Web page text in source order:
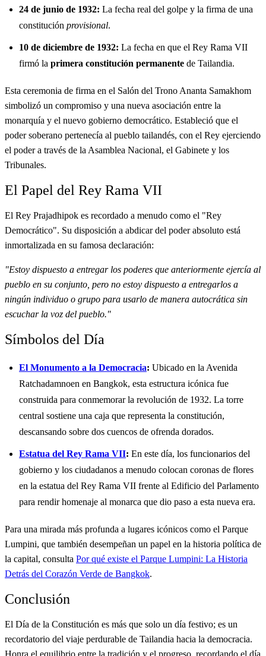
24 de junio de 1932: La fecha real del golpe y la firma de una
constitución provisional.
10 de diciembre de 1932: La fecha en que el Rey Rama VII
firmó la primera constitución permanente de Tailandia.
Esta ceremonia de firma en el Salón del Trono Ananta Samakhom
simbolizó un compromiso y una nueva asociación entre la
monarquía y el nuevo gobierno democrático. Estableció que el
poder soberano pertenecía al pueblo tailandés, con el Rey ejerciendo
el poder a través de la Asamblea Nacional, el Gabinete y los
Tribunales.
El Papel del Rey Rama VII
El Rey Prajadhipok es recordado a menudo como el "Rey
Democrático". Su disposición a abdicar del poder absoluto está
inmortalizada en su famosa declaración:
"Estoy dispuesto a entregar los poderes que anteriormente ejercía al
pueblo en su conjunto, pero no estoy dispuesto a entregarlos a
ningún individuo o grupo para usarlo de manera autocrática sin
escuchar la voz del pueblo."
Símbolos del Día
El Monumento a la Democracia: Ubicado en la Avenida
Ratchadamnoen en Bangkok, esta estructura icónica fue
construida para conmemorar la revolución de 1932. La torre
central sostiene una caja que representa la constitución,
descansando sobre dos cuencos de ofrenda dorados.
Estatua del Rey Rama VII: En este día, los funcionarios del
gobierno y los ciudadanos a menudo colocan coronas de flores
en la estatua del Rey Rama VII frente al Edificio del Parlamento
para rendir homenaje al monarca que dio paso a esta nueva era.
Para una mirada más profunda a lugares icónicos como el Parque
Lumpini, que también desempeñan un papel en la historia política de
la capital, consulta Por qué existe el Parque Lumpini: La Historia
Detrás del Corazón Verde de Bangkok.
Conclusión
El Día de la Constitución es más que solo un día festivo; es un
recordatorio del viaje perdurable de Tailandia hacia la democracia.
Honra el equilibrio entre la tradición y el progreso, recordando el día